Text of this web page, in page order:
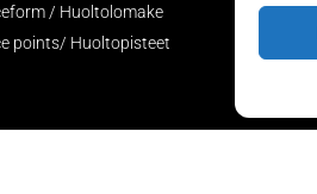
/ Huoltolomake
points/ Huoltopisteet